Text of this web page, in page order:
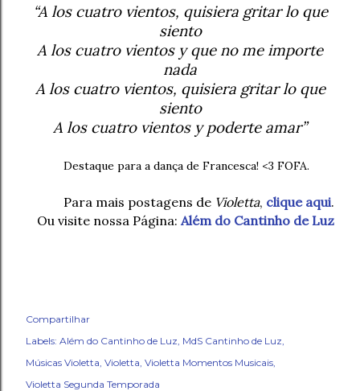
“A los cuatro vientos, quisiera gritar lo que
siento
A los cuatro vientos y que no me importe
nada
A los cuatro vientos, quisiera gritar lo que
siento
A los cuatro vientos y poderte amar”
Destaque para a dança de Francesca! <3 FOFA.
Para mais postagens de Violetta, clique aqui.
Ou visite nossa Página: Além do Cantinho de Luz
Compartilhar
Labels: Além do Cantinho de Luz MdS Cantinho de Luz
Músicas Violetta Violetta Violetta Momentos Musicais
Violetta Segunda Temporada